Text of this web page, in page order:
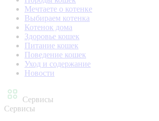
Мечтаете о котенке
Выбираем котенка
Котенок дома
Здоровье кошек
Питание кошек
Поведение кошек
Уход и содержание
Новости
Сервисы
Сервисы